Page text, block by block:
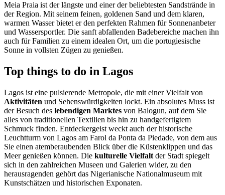
Meia Praia ist der längste und einer der beliebtesten Sandstrände in
der Region. Mit seinem feinen, goldenen Sand und dem klaren,
warmen Wasser bietet er den perfekten Rahmen für Sonnenanbeter
und Wassersportler. Die sanft abfallenden Badebereiche machen ihn
auch für Familien zu einem idealen Ort, um die portugiesische
Sonne in vollsten Zügen zu genießen.
Top things to do in Lagos
Lagos ist eine pulsierende Metropole, die mit einer Vielfalt von
Aktivitäten und Sehenswürdigkeiten lockt. Ein absolutes Muss ist
der Besuch des lebendigen Marktes von Balogun, auf dem Sie
alles von traditionellen Textilien bis hin zu handgefertigtem
Schmuck finden. Entdeckergeist weckt auch der historische
Leuchtturm von Lagos am Farol da Ponta da Piedade, von dem aus
Sie einen atemberaubenden Blick über die Küstenklippen und das
Meer genießen können. Die kulturelle Vielfalt der Stadt spiegelt
sich in den zahlreichen Museen und Galerien wider, zu den
herausragenden gehört das Nigerianische Nationalmuseum mit
Kunstschätzen und historischen Exponaten.